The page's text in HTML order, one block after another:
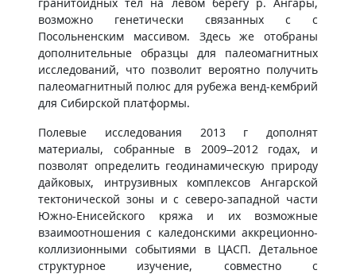
возможно генетически связанных с с
Посольненским массивом. Здесь же отобраны
дополнительные образцы для палеомагнитных
исследований, что позволит вероятно получить
палеомагнитный полюс для рубежа венд-кембрий
для Сибирской платформы.
Полевые исследования 2013 г дополнят
материалы, собранные в 2009–2012 годах, и
позволят определить геодинамическую природу
дайковых, интрузивных комплексов Ангарской
тектонической зоны и с северо-западной части
Южно-Енисейского кряжа и их возможные
взаимоотношения с каледонскими аккреционно-
коллизионными событиями в ЦАСП. Детальное
структурное изучение, совместно с